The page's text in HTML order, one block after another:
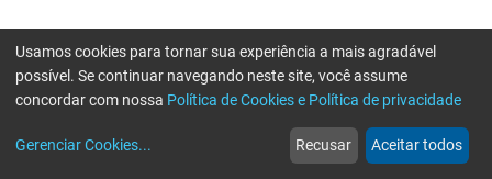
web
Notícias
more_horiz
Mais
Usamos cookies para tornar sua experiência a mais agradável
possível. Se continuar navegando neste site, você assume
concordar com nossa Política de Cookies e Política de privacidade
Gerenciar Cookies... Recusar Aceitar todos
Erro ao enviar informações, por favor tente novamente